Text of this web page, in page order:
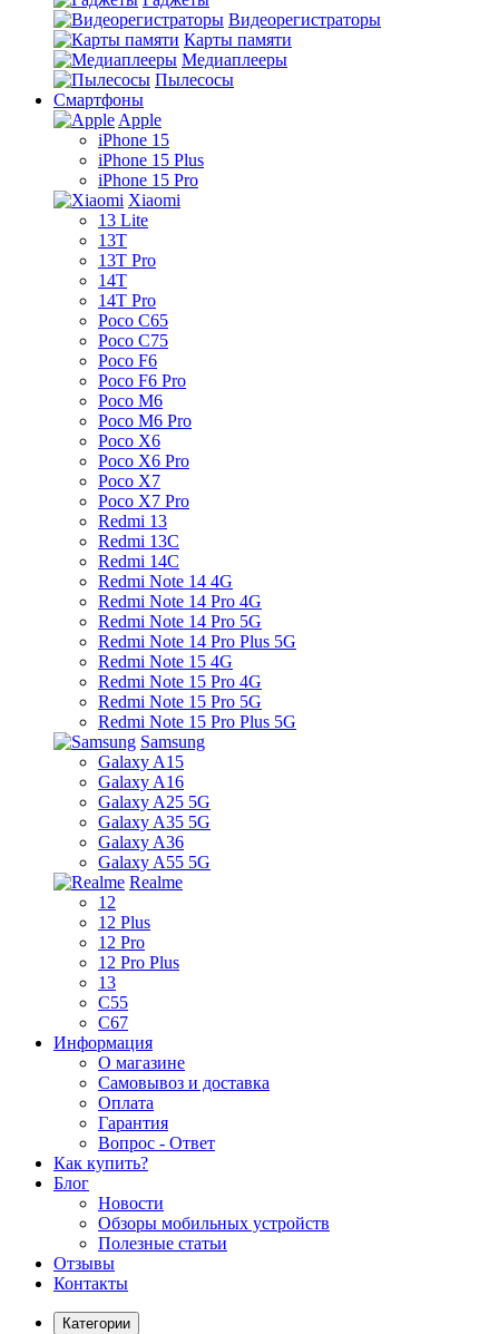
Видеорегистраторы
Карты памяти
Медиаплееры
Пылесосы
Смартфоны
Apple
iPhone 15
iPhone 15 Plus
iPhone 15 Pro
Xiaomi
13 Lite
13T
13T Pro
14T
14T Pro
Poco C65
Poco C75
Poco F6
Poco F6 Pro
Poco M6
Poco M6 Pro
Poco X6
Poco X6 Pro
Poco X7
Poco X7 Pro
Redmi 13
Redmi 13C
Redmi 14C
Redmi Note 14 4G
Redmi Note 14 Pro 4G
Redmi Note 14 Pro 5G
Redmi Note 14 Pro Plus 5G
Redmi Note 15 4G
Redmi Note 15 Pro 4G
Redmi Note 15 Pro 5G
Redmi Note 15 Pro Plus 5G
Samsung
Galaxy A15
Galaxy A16
Galaxy A25 5G
Galaxy A35 5G
Galaxy A36
Galaxy A55 5G
Realme
12
12 Plus
12 Pro
12 Pro Plus
13
C55
C67
Информация
О магазине
Самовывоз и доставка
Оплата
Гарантия
Вопрос - Ответ
Как купить?
Блог
Новости
Обзоры мобильных устройств
Полезные статьи
Отзывы
Контакты
Категории